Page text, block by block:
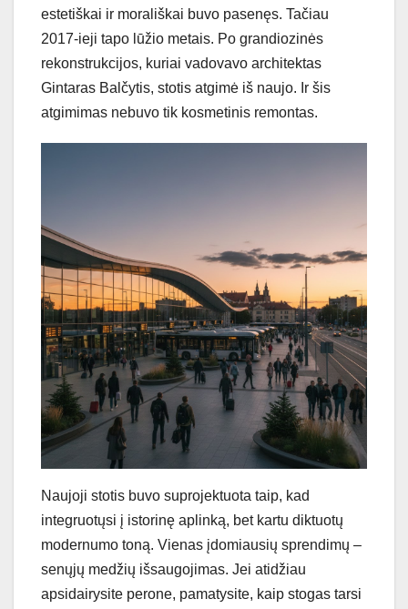
estetiškai ir morališkai buvo pasenęs. Tačiau
2017-ieji tapo lūžio metais. Po grandiozinės
rekonstrukcijos, kuriai vadovavo architektas
Gintaras Balčytis, stotis atgimė iš naujo. Ir šis
atgimimas nebuvo tik kosmetinis remontas.
Naujoji stotis buvo suprojektuota taip, kad
integruotųsi į istorinę aplinką, bet kartu diktuotų
modernumo toną. Vienas įdomiausių sprendimų –
senųjų medžių išsaugojimas. Jei atidžiau
apsidairysite perone, pamatysite, kaip stogas tarsi